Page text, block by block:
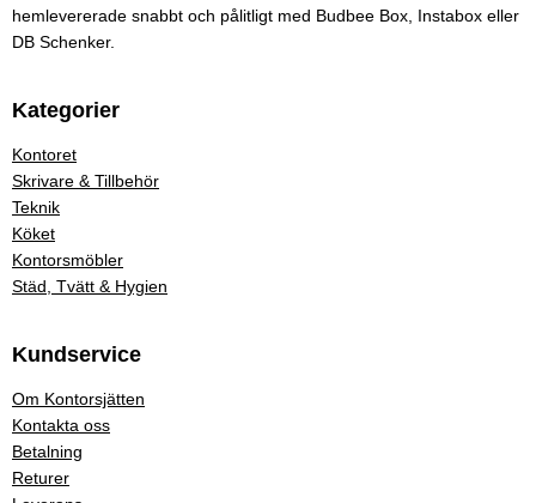
hemlevererade snabbt och pålitligt med Budbee Box, Instabox eller
DB Schenker.
Kategorier
Kontoret
Skrivare & Tillbehör
Teknik
Köket
Kontorsmöbler
Städ, Tvätt & Hygien
Kundservice
Om Kontorsjätten
Kontakta oss
Betalning
Returer